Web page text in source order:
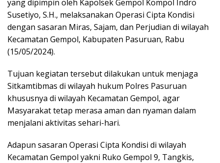
yang dipimpin oleh Kapolsek Gempol Kompol Indro
Susetiyo, S.H., melaksanakan Operasi Cipta Kondisi
dengan sasaran Miras, Sajam, dan Perjudian di wilayah
Kecamatan Gempol, Kabupaten Pasuruan, Rabu
(15/05/2024).
Tujuan kegiatan tersebut dilakukan untuk menjaga
Sitkamtibmas di wilayah hukum Polres Pasuruan
khususnya di wilayah Kecamatan Gempol, agar
Masyarakat tetap merasa aman dan nyaman dalam
menjalani aktivitas sehari-hari.
Adapun sasaran Operasi Cipta Kondisi di wilayah
Kecamatan Gempol yakni Ruko Gempol 9, Tangkis,